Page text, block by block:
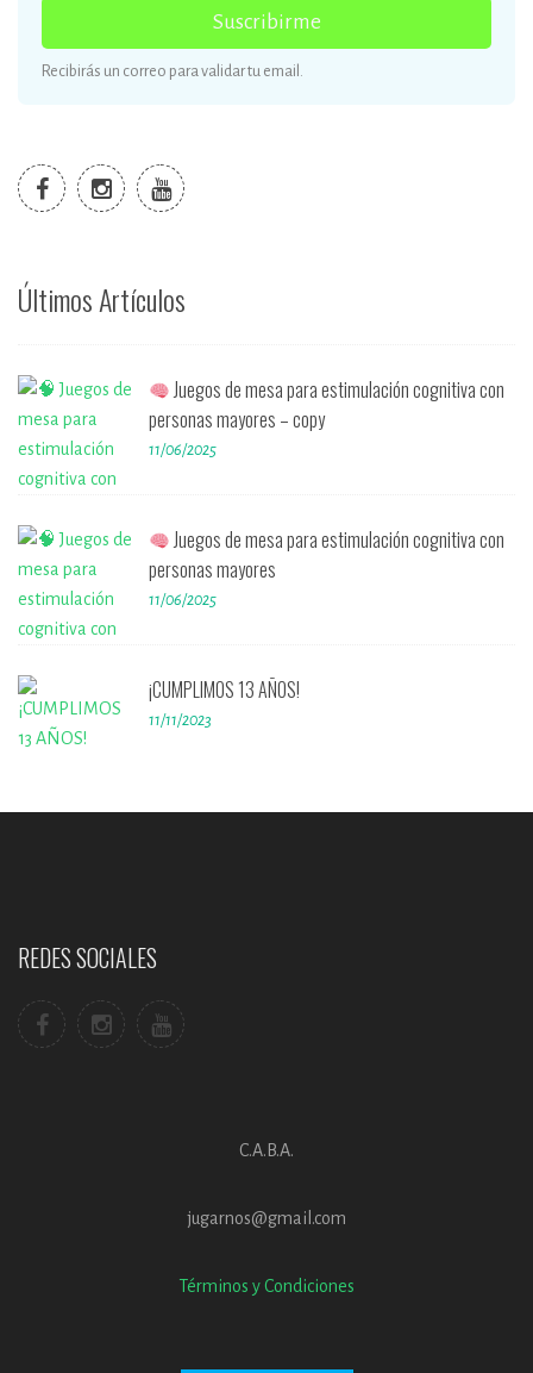
Suscribirme
Recibirás un correo para validar tu email.
Últimos Artículos
Juegos de mesa para estimulación cognitiva con
personas mayores – copy
11/06/2025
Juegos de mesa para estimulación cognitiva con
personas mayores
11/06/2025
¡CUMPLIMOS 13 AÑOS!
11/11/2023
REDES SOCIALES
C.A.B.A.
jugarnos@gmail.com
Términos y Condiciones